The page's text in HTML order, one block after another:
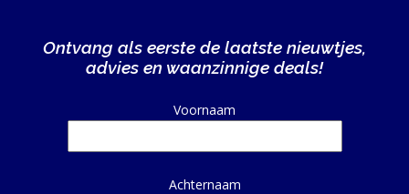
Ontvang als eerste de laatste nieuwtjes,
advies en waanzinnige deals!
Voornaam
Achternaam
Alternative: